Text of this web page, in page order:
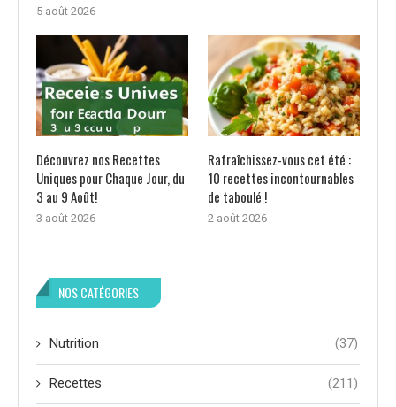
5 août 2026
Découvrez nos Recettes
Uniques pour Chaque Jour, du
3 au 9 Août!
3 août 2026
Rafraîchissez-vous cet été :
10 recettes incontournables
de taboulé !
2 août 2026
NOS CATÉGORIES
Nutrition (37)
Recettes (211)